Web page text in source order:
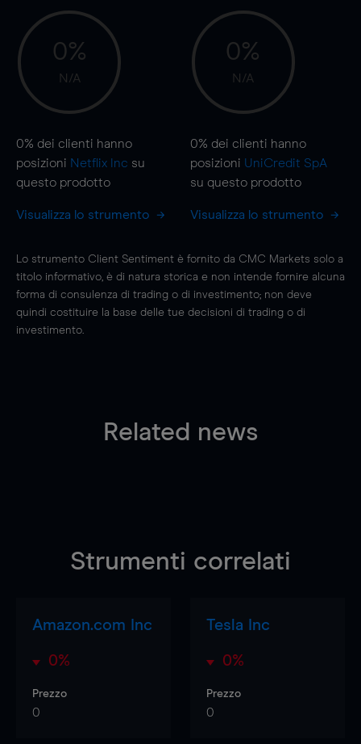
0%
N/A
0% dei clienti hanno
posizioni Netflix Inc su
questo prodotto
Visualizza lo strumento
0%
N/A
0% dei clienti hanno
posizioni UniCredit SpA
su questo prodotto
Visualizza lo strumento
Lo strumento Client Sentiment è fornito da CMC Markets solo a
titolo informativo, è di natura storica e non intende fornire alcuna
forma di consulenza di trading o di investimento; non deve
quindi costituire la base delle tue decisioni di trading o di
investimento.
Related news
Strumenti correlati
Amazon.com Inc
0%
Prezzo
0
Tesla Inc
0%
Prezzo
0